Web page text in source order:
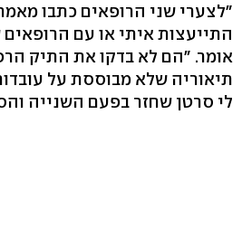
"לצערי שני הרופאים כתבו
אומר. "הם לא בדקו את התיק
תיאוריה שלא מבוססת על
לי סרטן שחזר בפעם השנייה